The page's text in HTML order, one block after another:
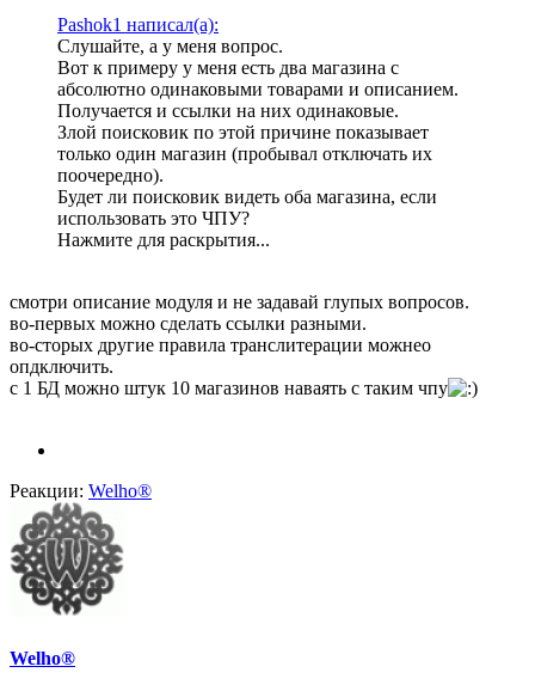
Pashok1 написал(а):
Слушайте, а у меня вопрос.
Вот к примеру у меня есть два магазина с
абсолютно одинаковыми товарами и описанием.
Получается и ссылки на них одинаковые.
Злой поисковик по этой причине показывает
только один магазин (пробывал отключать их
поочередно).
Будет ли поисковик видеть оба магазина, если
использовать это ЧПУ?
Нажмите для раскрытия...
смотри описание модуля и не задавай глупых вопросов.
во-первых можно сделать ссылки разными.
во-сторых другие правила транслитерации можнео
опдключить.
с 1 БД можно штук 10 магазинов наваять с таким чпу
Реакции: Welho®
Welho®